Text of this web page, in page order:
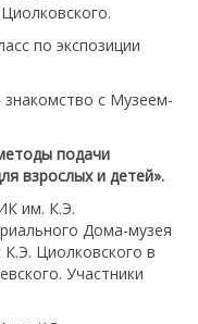
по экспозиции
с Музеем-
подачи
взрослых и детей».
им. К.Э.
Дома-музея
Циолковского в
Участники